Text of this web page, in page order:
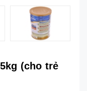
(cho trẻ